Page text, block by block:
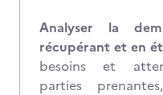
Analyser la
récupérant et en
besoins et
parties